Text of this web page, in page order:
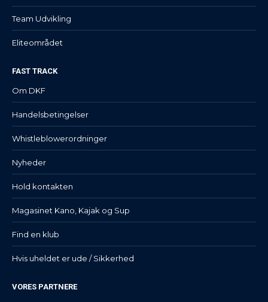
Team Udvikling
Eliteområdet
FAST TRACK
Om DKF
Handelsbetingelser
Whistleblowerordninger
Nyheder
Hold kontakten
Magasinet Kano, Kajak og Sup
Find en klub
Hvis uheldet er ude / Sikkerhed
VORES PARTNERE